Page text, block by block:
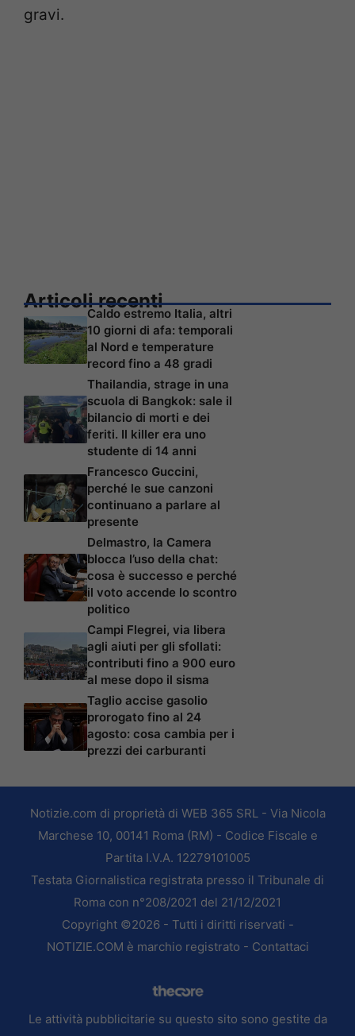
gravi.
Articoli recenti
Caldo estremo Italia, altri
10 giorni di afa: temporali
al Nord e temperature
record fino a 48 gradi
Thailandia, strage in una
scuola di Bangkok: sale il
bilancio di morti e dei
feriti. Il killer era uno
studente di 14 anni
Francesco Guccini,
perché le sue canzoni
continuano a parlare al
presente
Delmastro, la Camera
blocca l’uso della chat:
cosa è successo e perché
il voto accende lo scontro
politico
Campi Flegrei, via libera
agli aiuti per gli sfollati:
contributi fino a 900 euro
al mese dopo il sisma
Taglio accise gasolio
prorogato fino al 24
agosto: cosa cambia per i
prezzi dei carburanti
Notizie.com di proprietà di WEB 365 SRL - Via Nicola
Marchese 10, 00141 Roma (RM) - Codice Fiscale e
Partita I.V.A. 12279101005
Testata Giornalistica registrata presso il Tribunale di
Roma con n°208/2021 del 21/12/2021
Copyright ©2026 - Tutti i diritti riservati -
NOTIZIE.COM è marchio registrato - Contattaci
Le attività pubblicitarie su questo sito sono gestite da